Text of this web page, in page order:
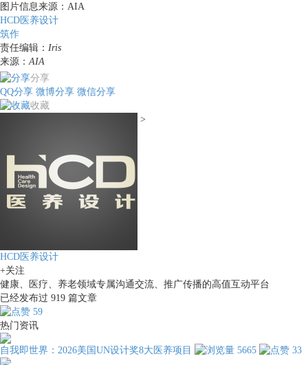
图片信息来源：AIA
HCD医养设计
筑作
责任编辑： Iris
来源： AIA
分享
QQ分享 微博分享 微信分享
收藏
>
HCD医养设计
+关注
健康、医疗、养老领域专属沟通交流、推广传播的高值互动平台
已经发布过 919 篇文章
59
热门资讯
自我即世界：2026美国UN设计奖8大医养项目 5665 33